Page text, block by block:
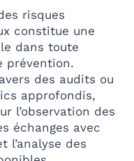
risques
constitue une
dans toute
prévention.
des audits ou
approfondis,
l’observation des
échanges avec
l’analyse des